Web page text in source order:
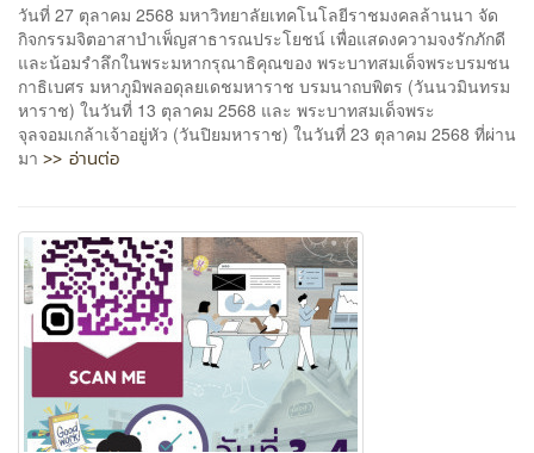
วันที่ 27 ตุลาคม 2568 มหาวิทยาลัยเทคโนโลยีราชมงคลล้านนา จัด
กิจกรรมจิตอาสาบำเพ็ญสาธารณประโยชน์ เพื่อแสดงความจงรักภักดี
และน้อมรำลึกในพระมหากรุณาธิคุณของ พระบาทสมเด็จพระบรมชน
กาธิเบศร มหาภูมิพลอดุลยเดชมหาราช บรมนาถบพิตร (วันนวมินทรม
หาราช) ในวันที่ 13 ตุลาคม 2568 และ พระบาทสมเด็จพระ
จุลจอมเกล้าเจ้าอยู่หัว (วันปิยมหาราช) ในวันที่ 23 ตุลาคม 2568 ที่ผ่าน
มา >> อ่านต่อ